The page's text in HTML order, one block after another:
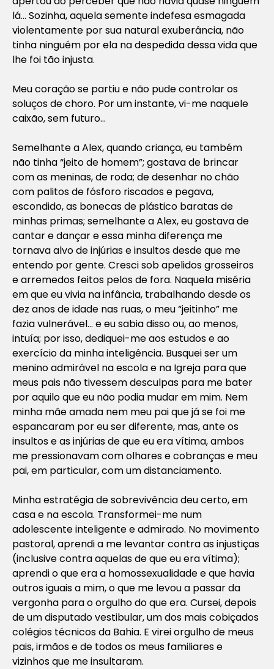
lá… Sozinha, aquela semente indefesa esmagada
violentamente por sua natural exuberância, não
tinha ninguém por ela na despedida dessa vida que
lhe foi tão injusta.
Meu coração se partiu e não pude controlar os
soluços de choro. Por um instante, vi-me naquele
caixão, sem futuro…
Semelhante a Alex, quando criança, eu também
não tinha “jeito de homem”; gostava de brincar
com as meninas, de roda; de desenhar no chão
com palitos de fósforo riscados e pegava,
escondido, as bonecas de plástico baratas de
minhas primas; semelhante a Alex, eu gostava de
cantar e dançar e essa minha diferença me
tornava alvo de injúrias e insultos desde que me
entendo por gente. Cresci sob apelidos grosseiros
e arremedos feitos pelos de fora. Naquela miséria
em que eu vivia na infância, trabalhando desde os
dez anos de idade nas ruas, o meu “jeitinho” me
fazia vulnerável… e eu sabia disso ou, ao menos,
intuía; por isso, dediquei-me aos estudos e ao
exercício da minha inteligência. Busquei ser um
menino admirável na escola e na Igreja para que
meus pais não tivessem desculpas para me bater
por aquilo que eu não podia mudar em mim. Nem
minha mãe amada nem meu pai que já se foi me
espancaram por eu ser diferente, mas, ante os
insultos e as injúrias de que eu era vítima, ambos
me pressionavam com olhares e cobranças e meu
pai, em particular, com um distanciamento.
Minha estratégia de sobrevivência deu certo, em
casa e na escola. Transformei-me num
adolescente inteligente e admirado. No movimento
pastoral, aprendi a me levantar contra as injustiças
(inclusive contra aquelas de que eu era vítima);
aprendi o que era a homossexualidade e que havia
outros iguais a mim, o que me levou a passar da
vergonha para o orgulho do que era. Cursei, depois
de um disputado vestibular, um dos mais cobiçados
colégios técnicos da Bahia. E virei orgulho de meus
pais, irmãos e de todos os meus familiares e
vizinhos que me insultaram.